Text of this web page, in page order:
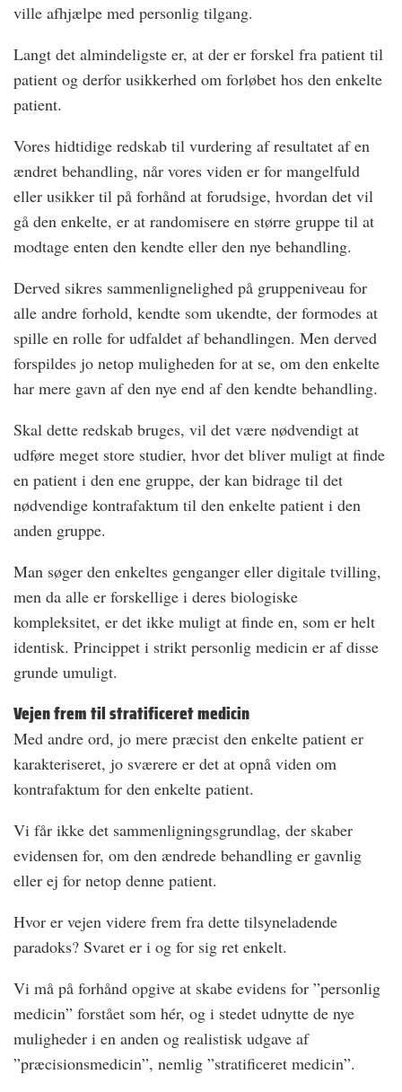
ville afhjælpe med personlig tilgang.
Langt det almindeligste er, at der er forskel fra patient til
patient og derfor usikkerhed om forløbet hos den enkelte
patient.
Vores hidtidige redskab til vurdering af resultatet af en
ændret behandling, når vores viden er for mangelfuld
eller usikker til på forhånd at forudsige, hvordan det vil
gå den enkelte, er at randomisere en større gruppe til at
modtage enten den kendte eller den nye behandling.
Derved sikres sammenlignelighed på gruppeniveau for
alle andre forhold, kendte som ukendte, der formodes at
spille en rolle for udfaldet af behandlingen. Men derved
forspildes jo netop muligheden for at se, om den enkelte
har mere gavn af den nye end af den kendte behandling.
Skal dette redskab bruges, vil det være nødvendigt at
udføre meget store studier, hvor det bliver muligt at finde
en patient i den ene gruppe, der kan bidrage til det
nødvendige kontrafaktum til den enkelte patient i den
anden gruppe.
Man søger den enkeltes genganger eller digitale tvilling,
men da alle er forskellige i deres biologiske
kompleksitet, er det ikke muligt at finde en, som er helt
identisk. Princippet i strikt personlig medicin er af disse
grunde umuligt.
Vejen frem til stratificeret medicin
Med andre ord, jo mere præcist den enkelte patient er
karakteriseret, jo sværere er det at opnå viden om
kontrafaktum for den enkelte patient.
Vi får ikke det sammenligningsgrundlag, der skaber
evidensen for, om den ændrede behandling er gavnlig
eller ej for netop denne patient.
Hvor er vejen videre frem fra dette tilsyneladende
paradoks? Svaret er i og for sig ret enkelt.
Vi må på forhånd opgive at skabe evidens for ”personlig
medicin” forstået som hér, og i stedet udnytte de nye
muligheder i en anden og realistisk udgave af
”præcisionsmedicin”, nemlig ”stratificeret medicin”.